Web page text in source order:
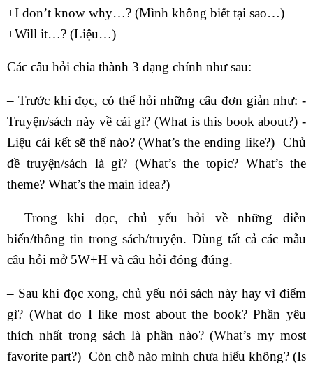
+I don’t know why…? (Mình không biết tại sao…) ­
+Will it…? (Liệu…)
Các câu hỏi chia thành 3 dạng chính như sau:
– Trước khi đọc, có thể hỏi những câu đơn giản như: ­
Truyện/sách này về cái gì? (What is this book about?) ­
Liệu cái kết sẽ thế nào? (What’s the ending like?) ­ Chủ
đề truyện/sách là gì? (What’s the topic? What’s the
theme? What’s the main idea?)
– Trong khi đọc, chủ yếu hỏi về những diễn
biến/thông tin trong sách/truyện. Dùng tất cả các mẫu
câu hỏi mở 5W+H và câu hỏi đóng đúng.
– Sau khi đọc xong, chủ yếu nói sách này hay vì điểm
gì? (What do I like most about the book? Phần yêu
thích nhất trong sách là phần nào? (What’s my most
favorite part?) ­ Còn chỗ nào mình chưa hiểu không? (Is